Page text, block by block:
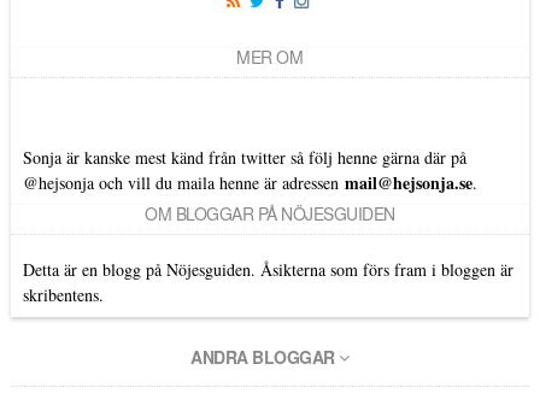
MER OM
Sonja är kanske mest känd från twitter så följ henne gärna där på
@hejsonjaoch vill du maila henne är adressen mail@hejsonja.se.
OM BLOGGAR PÅ NÖJESGUIDEN
Detta är en blogg på Nöjesguiden. Åsikterna som förs fram i bloggen är
skribentens.
ANDRA BLOGGAR